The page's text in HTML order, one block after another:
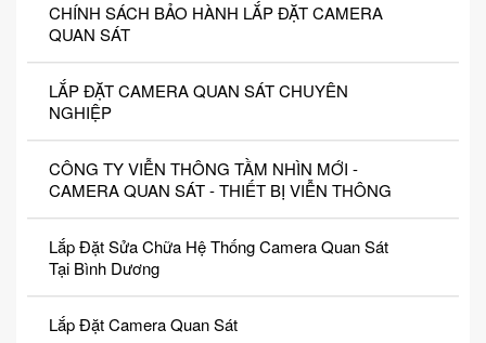
CHÍNH SÁCH BẢO HÀNH LẮP ĐẶT CAMERA
QUAN SÁT
LẮP ĐẶT CAMERA QUAN SÁT CHUYÊN
NGHIỆP
CÔNG TY VIỄN THÔNG TẦM NHÌN MỚI -
CAMERA QUAN SÁT - THIẾT BỊ VIỄN THÔNG
Lắp Đặt Sửa Chữa Hệ Thống Camera Quan Sát
Tại Bình Dương
Lắp Đặt Camera Quan Sát